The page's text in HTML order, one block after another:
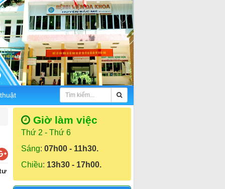
Giờ làm việc
Thứ 2 - Thứ 6
Sáng: 07h00 - 11h30.
Chiều: 13h30 - 17h00.